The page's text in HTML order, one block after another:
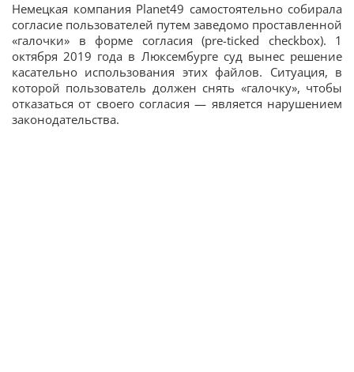
Немецкая компания Planet49 самостоятельно собирала
согласие пользователей путем заведомо проставленной
«галочки» в форме согласия (pre-ticked checkbox). 1
октября 2019 года в Люксембурге суд вынес решение
касательно использования этих файлов. Ситуация, в
которой пользователь должен снять «галочку», чтобы
отказаться от своего согласия — является нарушением
законодательства.